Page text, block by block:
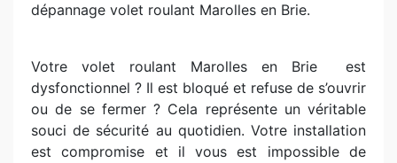
dépannage volet roulant Marolles en Brie.
Votre volet roulant Marolles en Brie
est
dysfonctionnel ? Il est bloqué et refuse de s’ouvrir
ou de se fermer ? Cela représente un véritable
souci de sécurité au quotidien. Votre installation
est compromise et il vous est impossible de